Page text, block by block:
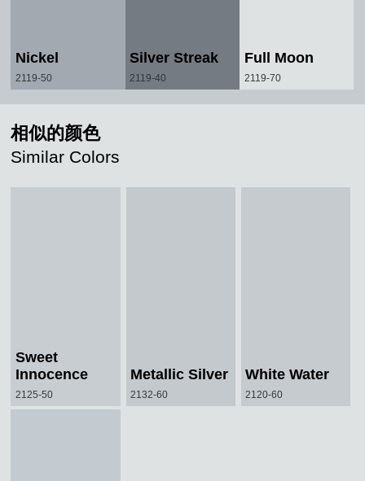
Nickel
2119-50
Silver Streak
2119-40
Full Moon
2119-70
相似的颜色
Similar Colors
Sweet
Innocence
2125-50
Metallic Silver
2132-60
White Water
2120-60